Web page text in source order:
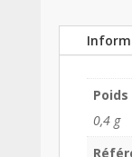
Poids
0,4 g